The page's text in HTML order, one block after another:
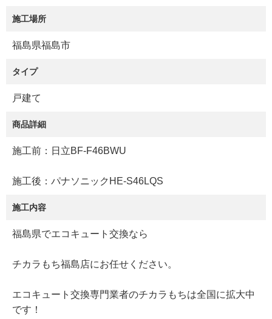
施工場所
福島県福島市
タイプ
戸建て
商品詳細
施工前：日立BF-F46BWU
施工後：パナソニックHE-S46LQS
施工内容
福島県でエコキュート交換なら
チカラもち福島店にお任せください。
エコキュート交換専門業者のチカラもちは全国に拡大中
です！